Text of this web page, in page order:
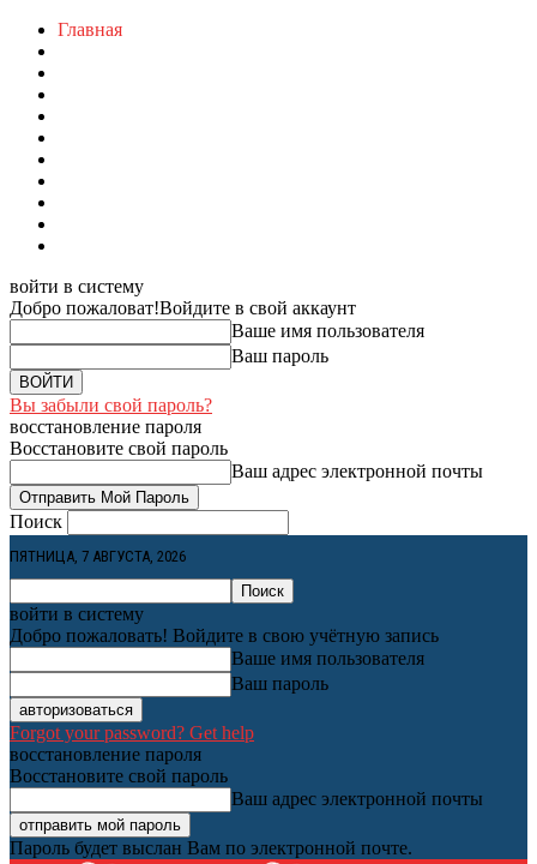
Главная
войти в систему
Добро пожаловат!Войдите в свой аккаунт
Ваше имя пользователя
Ваш пароль
Вы забыли свой пароль?
восстановление пароля
Восстановите свой пароль
Ваш адрес электронной почты
Поиск
ПЯТНИЦА, 7 АВГУСТА, 2026
войти в систему
Добро пожаловать! Войдите в свою учётную запись
Ваше имя пользователя
Ваш пароль
Forgot your password? Get help
восстановление пароля
Восстановите свой пароль
Ваш адрес электронной почты
Пароль будет выслан Вам по электронной почте.